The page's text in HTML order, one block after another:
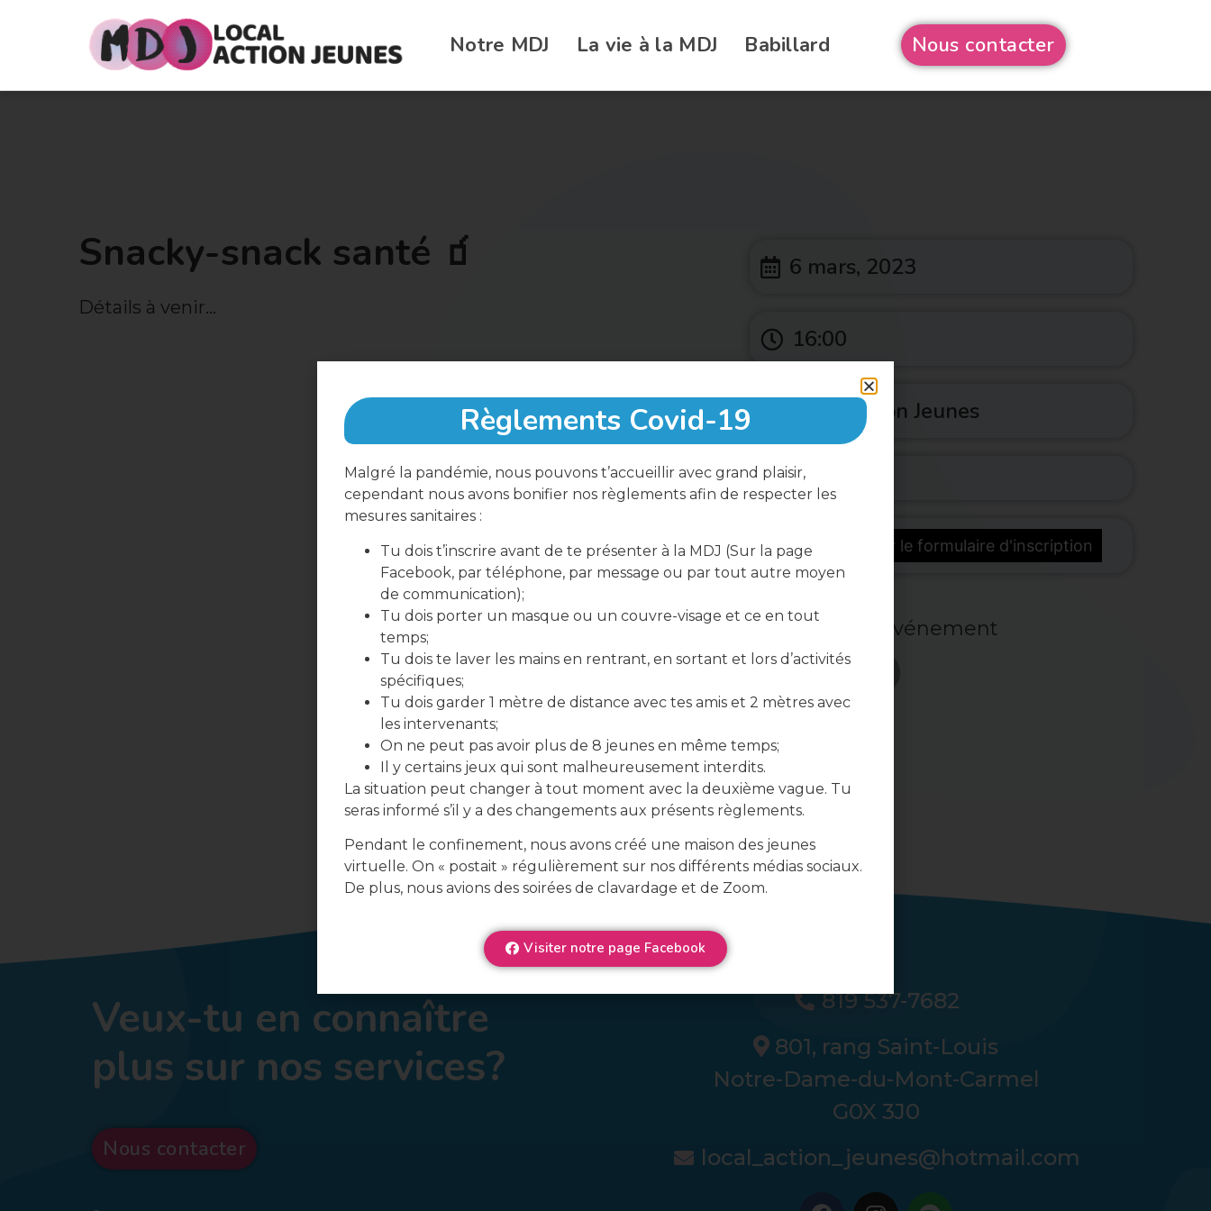
Notre MDJ La vie à la MDJ Babillard Nous contacter
Snacky-snack santé 🧃
Détails à venir...
6 mars, 2023
16:00
Local Action Jeunes
télécharger le formulaire d'inscription
Partager cet événement
Veux-tu en connaître
plus sur nos services?
Nous contacter
819 537-7682
801, rang Saint-Louis
Notre-Dame-du-Mont-Carmel
G0X 3J0
local_action_jeunes@hotmail.com
Règlements Covid-19
Malgré la pandémie, nous pouvons t’accueillir avec grand plaisir,
cependant nous avons bonifier nos règlements afin de respecter les
mesures sanitaires :
Tu dois t’inscrire avant de te présenter à la MDJ (Sur la page
Facebook, par téléphone, par message ou par tout autre moyen
de communication);
Tu dois porter un masque ou un couvre-visage et ce en tout
temps;
Tu dois te laver les mains en rentrant, en sortant et lors d’activités
spécifiques;
Tu dois garder 1 mètre de distance avec tes amis et 2 mètres avec
les intervenants;
On ne peut pas avoir plus de 8 jeunes en même temps;
Il y certains jeux qui sont malheureusement interdits.
La situation peut changer à tout moment avec la deuxième vague. Tu
seras informé s’il y a des changements aux présents règlements.
Pendant le confinement, nous avons créé une maison des jeunes
virtuelle. On « postait » régulièrement sur nos différents médias sociaux.
De plus, nous avions des soirées de clavardage et de Zoom.
Visiter notre page Facebook